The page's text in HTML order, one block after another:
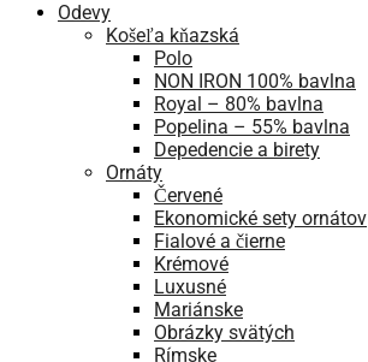
Odevy
Košeľa kňazská
Polo
NON IRON 100% bavlna
Royal – 80% bavlna
Popelina – 55% bavlna
Depedencie a birety
Ornáty
Červené
Ekonomické sety ornátov
Fialové a čierne
Krémové
Luxusné
Mariánske
Obrázky svätých
Rímske